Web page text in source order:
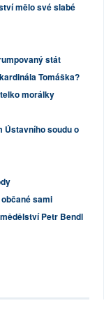
mělo své slabé
stát
Tomáška?
morálky
Ústavního soudu o
sami
Petr Bendl